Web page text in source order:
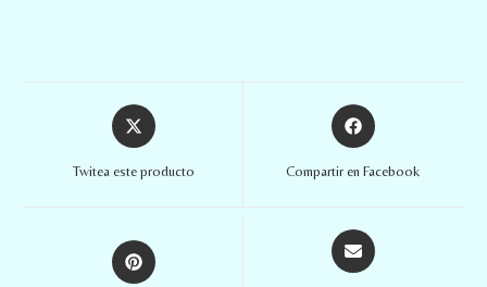
Twitea este producto Compartir en Facebook